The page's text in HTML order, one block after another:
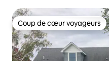
Coup de cœur voyageurs
Coup de cœur voyageurs